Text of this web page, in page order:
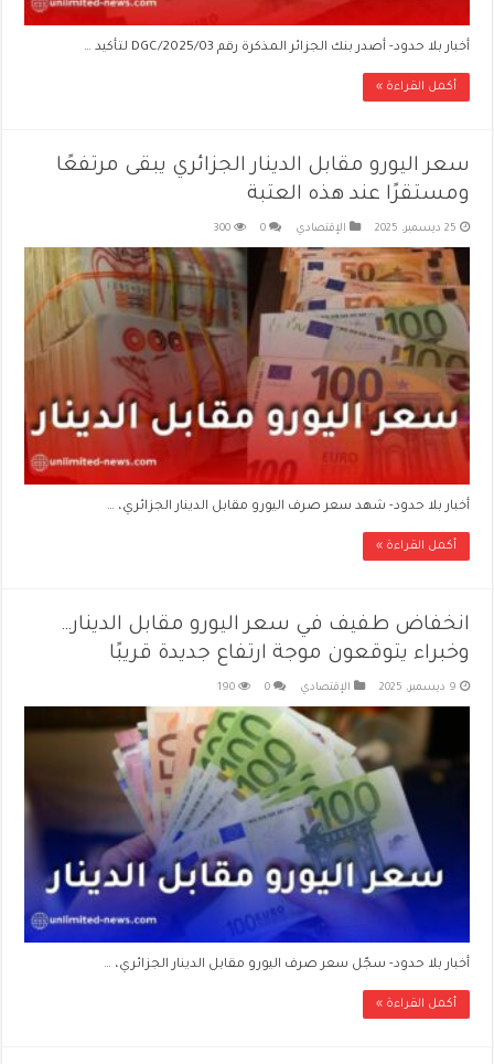
أخبار بلا حدود- أصدر بنك الجزائر المذكرة رقم 03/DGC/2025 لتأكيد …
أكمل القراءة »
سعر اليورو مقابل الدينار الجزائري يبقى مرتفعًا
ومستقرًا عند هذه العتبة
25 ديسمبر، 2025 الإقتصادي 0
300
أخبار بلا حدود- شهد سعر صرف اليورو مقابل الدينار الجزائري، …
أكمل القراءة »
انخفاض طفيف في سعر اليورو مقابل الدينار…
وخبراء يتوقعون موجة ارتفاع جديدة قريبًا
9 ديسمبر، 2025 الإقتصادي 0
190
أخبار بلا حدود- سجّل سعر صرف اليورو مقابل الدينار الجزائري، …
أكمل القراءة »